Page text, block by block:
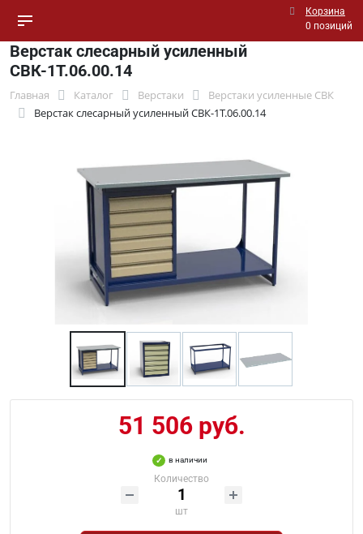
Корзина
0 позиций
Верстак слесарный усиленный
СВК-1Т.06.00.14
Главная Каталог Верстаки
Верстаки усиленные СВК
Верстак слесарный усиленный СВК-1Т.06.00.14
51 506 руб.
в наличии
Количество
шт